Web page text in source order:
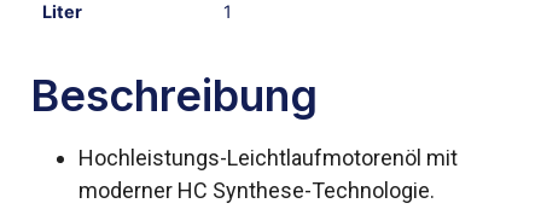
Liter 1
Beschreibung
Hochleistungs-Leichtlaufmotorenöl mit
moderner HC Synthese-Technologie.